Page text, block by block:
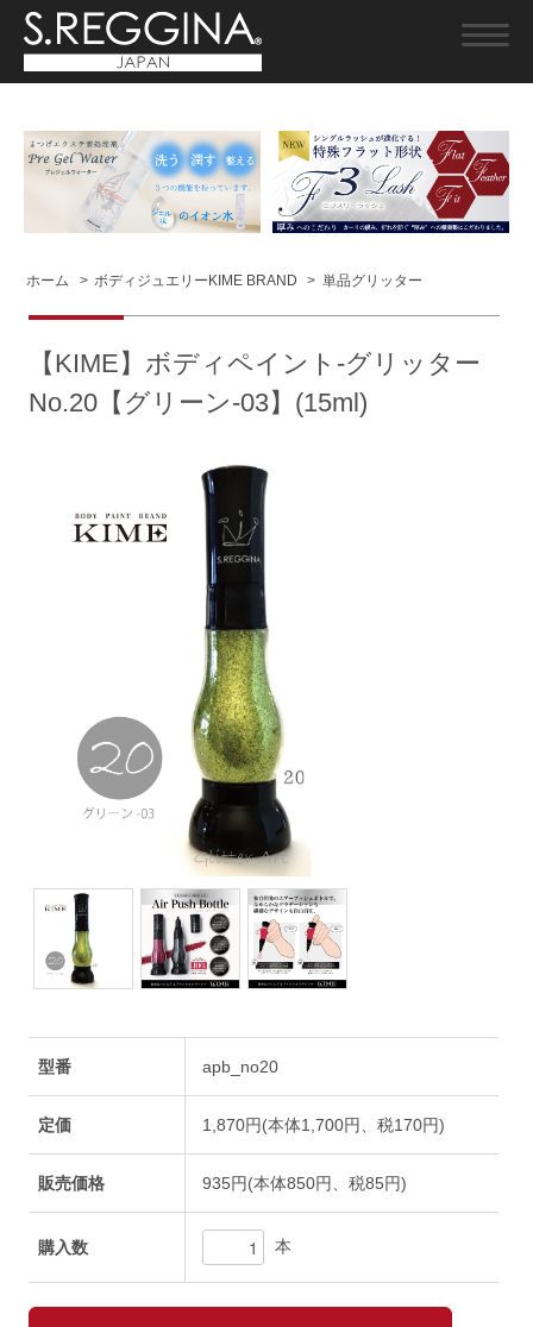
ホーム > ボディジュエリーKIME BRAND > 単品グリッター
【KIME】ボディペイント-グリッター
No.20【グリーン-03】(15ml)
型番 apb_no20
定価 1,870円(本体1,700円、税170円)
販売価格 935円(本体850円、税85円)
購入数 本